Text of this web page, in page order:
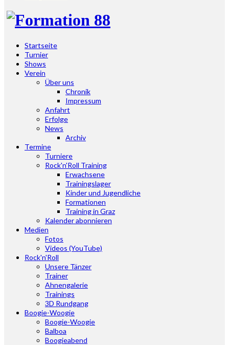
Startseite
Turnier
Shows
Verein
Über uns
Chronik
Impressum
Anfahrt
Erfolge
News
Archiv
Termine
Turniere
Rock'n'Roll Training
Erwachsene
Trainingslager
Kinder und Jugendliche
Formationen
Training in Graz
Kalender abonnieren
Medien
Fotos
Videos (YouTube)
Rock'n'Roll
Unsere Tänzer
Trainer
Ahnengalerie
Trainings
3D Rundgang
Boogie-Woogie
Boogie-Woogie
Balboa
Boogieabend